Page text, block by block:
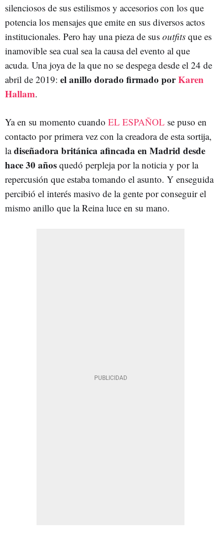
silenciosos de sus estilismos y accesorios con los que
potencia los mensajes que emite en sus diversos actos
institucionales. Pero hay una pieza de sus outfits que es
inamovible sea cual sea la causa del evento al que
acuda. Una joya de la que no se despega desde el 24 de
abril de 2019: el anillo dorado firmado porKaren
Hallam.
Ya en su momento cuando EL ESPAÑOL se puso en
contacto por primera vez con la creadora de esta sortija,
ladiseñadora británica afincada en Madrid desde
hace 30 años quedó perpleja por la noticia y por la
repercusión que estaba tomando el asunto. Y enseguida
percibió el interés masivo de la gente por conseguir el
mismo anillo que la Reina luce en su mano.